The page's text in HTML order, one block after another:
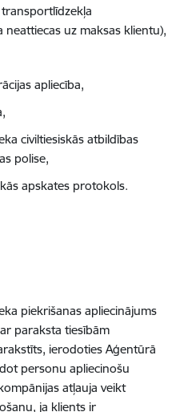
neattiecas uz maksas klientu),
apliecība,
civiltiesiskās atbildības
polise,
apskates protokols.
piekrišanas apliecinājums
paraksta tiesībām
ierodoties Aģentūrā
personu apliecinošu
atļauja veikt
ja klients ir